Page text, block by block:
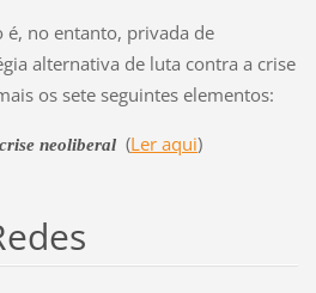
no entanto, privada de
alternativa de luta contra a crise
os sete seguintes elementos:
neoliberal (Ler aqui)